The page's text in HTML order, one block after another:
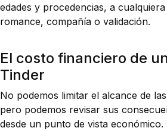
edades y procedencias, a
romance, compañía o validación.
El costo financiero de
Tinder
No podemos limitar el alcance de
pero podemos revisar sus
desde un punto de vista